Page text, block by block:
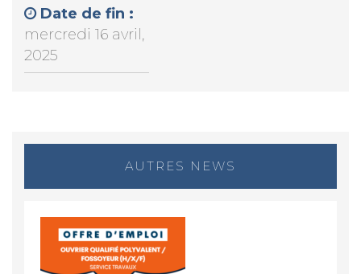
Date de fin :
mercredi 16 avril,
2025
AUTRES NEWS